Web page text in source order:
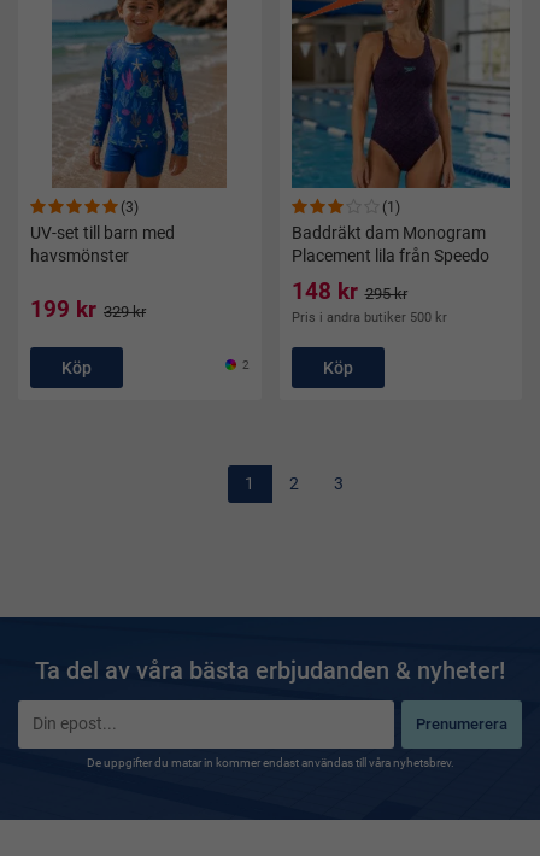
(3)
UV-set till barn med
havsmönster
199 kr 329 kr
Köp 2
(1)
Baddräkt dam Monogram
Placement lila från Speedo
148 kr 295 kr
Pris i andra butiker 500 kr
Köp
1 2 3
Ta del av våra bästa erbjudanden & nyheter!
Prenumerera
De uppgifter du matar in kommer endast användas till våra nyhetsbrev.